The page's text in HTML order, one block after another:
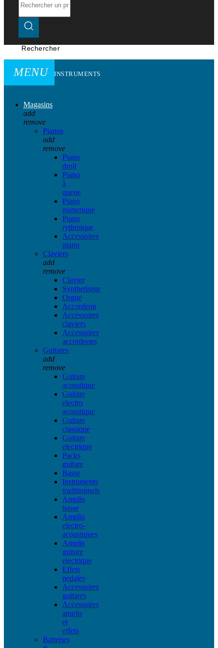
Rechercher
MENU INSTRUMENTS
Magasins
add
remove
Pianos
add
remove
Piano
droit
Piano
à
queue
Piano
numerique
Piano
rythmique
Accessoires
piano
Claviers
add
remove
Clavier
Synthetiseur
Orgue
Accordeon
Accessoires
claviers
Accessoires
accordeons
Guitares
add
remove
Guitare
acoustique
Guitare
electro
acoustique
Guitare
classique
Guitare
electrique
Packs
guitare
Basse
Instruments
traditionnels
Amplis
basse
Amplis
electro-
acoustiques
Amplis
guitare
electrique
Effets
pedales
Accessoires
guitares
Accessoires
amplis
et
effets
Batteries